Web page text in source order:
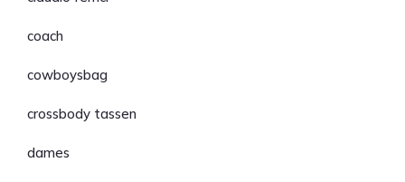
coach
cowboysbag
crossbody tassen
dames